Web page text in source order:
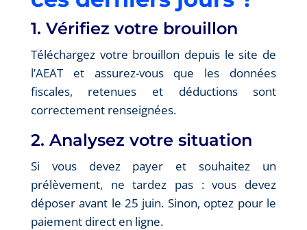
1. Vérifiez votre brouillon
Téléchargez votre brouillon depuis le site de
l’AEAT et assurez-vous que les données
fiscales, retenues et déductions sont
correctement renseignées.
2. Analysez votre situation
Si vous devez payer et souhaitez un
prélèvement, ne tardez pas : vous devez
déposer avant le 25 juin. Sinon, optez pour le
paiement direct en ligne.